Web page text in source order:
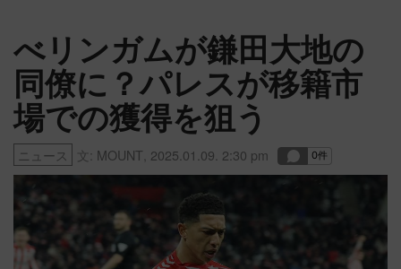
べリンガムが鎌田大地の
同僚に？パレスが移籍市
場での獲得を狙う
ニュース 文: MOUNT 2025.01.09. 2:30 pm